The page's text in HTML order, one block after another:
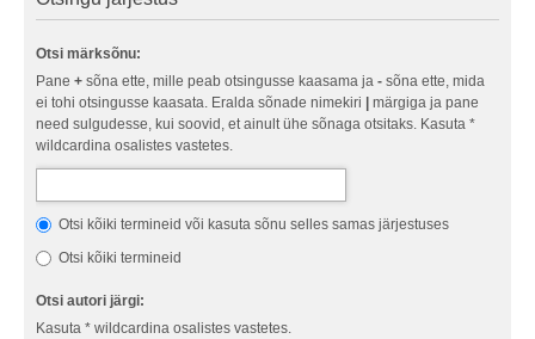
Otsi märksõnu:
Pane + sõna ette, mille peab otsingusse kaasama ja - sõna ette, mida
ei tohi otsingusse kaasata. Eralda sõnade nimekiri
märgiga ja pane
need sulgudesse, kui soovid, et ainult ühe sõnaga otsitaks. Kasuta *
wildcardina osalistes vastetes.
Otsi kõiki termineid või kasuta sõnu selles samas järjestuses
Otsi kõiki termineid
Otsi autori järgi:
Kasuta * wildcardina osalistes vastetes.